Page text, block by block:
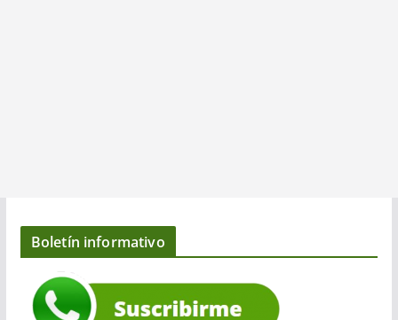
Boletín informativo